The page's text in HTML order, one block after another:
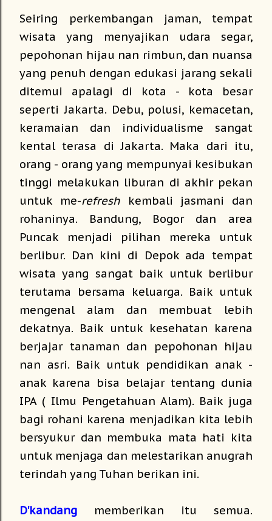
Seiring perkembangan jaman, tempat
wisata yang menyajikan udara segar,
pepohonan hijau nan rimbun, dan nuansa
yang penuh dengan edukasi jarang sekali
ditemui apalagi di kota - kota besar
seperti Jakarta. Debu, polusi, kemacetan,
keramaian dan individualisme sangat
kental terasa di Jakarta. Maka dari itu,
orang - orang yang mempunyai kesibukan
tinggi melakukan liburan di akhir pekan
untuk me-refreshkembali jasmani dan
rohaninya. Bandung, Bogor dan area
Puncak menjadi pilihan mereka untuk
berlibur. Dan kini di Depok ada tempat
wisata yang sangat baik untuk berlibur
terutama bersama keluarga. Baik untuk
mengenal alam dan membuat lebih
dekatnya. Baik untuk kesehatan karena
berjajar tanaman dan pepohonan hijau
nan asri. Baik untuk pendidikan anak -
anak karena bisa belajar tentang dunia
IPA ( Ilmu Pengetahuan Alam). Baik juga
bagi rohani karena menjadikan kita lebih
bersyukur dan membuka mata hati kita
untuk menjaga dan melestarikan anugrah
terindah yang Tuhan berikan ini.
D'kandang memberikan itu semua.